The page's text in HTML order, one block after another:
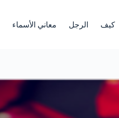
كيف الرجل معاني الأسماء